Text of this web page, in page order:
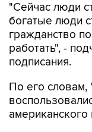
"Сейчас люди
богатые люди
гражданство
работать", -
подписания.
По его словам,
американского